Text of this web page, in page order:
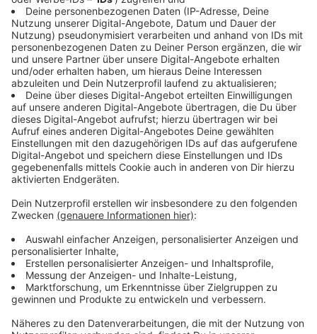
Anzeige
Ihr bestimmt die Playlist
Anzeige
Ihr sucht die Eier – wir spielen die Hits. Ihr könnt
mitentscheiden, welche Songs laufen und eure
Lieblingshits aus den jeweiligen Jahrzehnten
auswählen.
Anzeige
Eure 80s Hits am Karsamstag
Anzeige